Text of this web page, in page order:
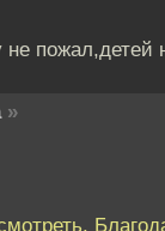
пожал,детей
»